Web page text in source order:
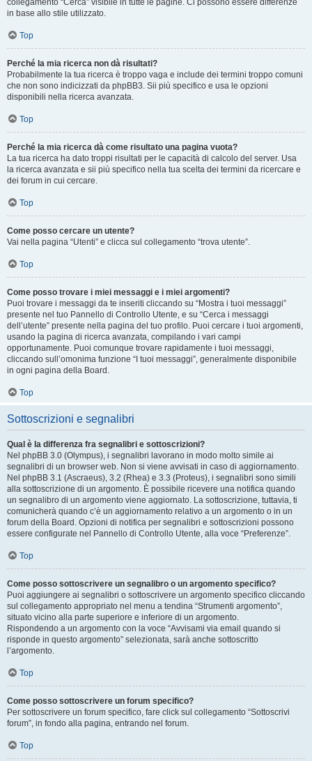
collegamento “Cerca” visibile in tutte le pagine. Ci possono essere differenze
in base allo stile utilizzato.
Top
Perché la mia ricerca non dà risultati?
Probabilmente la tua ricerca è troppo vaga e include dei termini troppo comuni
che non sono indicizzati da phpBB3. Sii più specifico e usa le opzioni
disponibili nella ricerca avanzata.
Top
Perché la mia ricerca dà come risultato una pagina vuota?
La tua ricerca ha dato troppi risultati per le capacità di calcolo del server. Usa
la ricerca avanzata e sii più specifico nella tua scelta dei termini da ricercare e
dei forum in cui cercare.
Top
Come posso cercare un utente?
Vai nella pagina “Utenti” e clicca sul collegamento “trova utente”.
Top
Come posso trovare i miei messaggi e i miei argomenti?
Puoi trovare i messaggi da te inseriti cliccando su “Mostra i tuoi messaggi”
presente nel tuo Pannello di Controllo Utente, e su “Cerca i messaggi
dell’utente” presente nella pagina del tuo profilo. Puoi cercare i tuoi argomenti,
usando la pagina di ricerca avanzata, compilando i vari campi
opportunamente. Puoi comunque trovare rapidamente i tuoi messaggi,
cliccando sull’omonima funzione “I tuoi messaggi”, generalmente disponibile
in ogni pagina della Board.
Top
Sottoscrizioni e segnalibri
Qual è la differenza fra segnalibri e sottoscrizioni?
Nel phpBB 3.0 (Olympus), i segnalibri lavorano in modo molto simile ai
segnalibri di un browser web. Non si viene avvisati in caso di aggiornamento.
Nel phpBB 3.1 (Ascraeus), 3.2 (Rhea) e 3.3 (Proteus), i segnalibri sono simili
alla sottoscrizione di un argomento. È possibile ricevere una notifica quando
un segnalibro di un argomento viene aggiornato. La sottoscrizione, tuttavia, ti
comunicherà quando c’è un aggiornamento relativo a un argomento o in un
forum della Board. Opzioni di notifica per segnalibri e sottoscrizioni possono
essere configurate nel Pannello di Controllo Utente, alla voce “Preferenze”.
Top
Come posso sottoscrivere un segnalibro o un argomento specifico?
Puoi aggiungere ai segnalibri o sottoscrivere un argomento specifico cliccando
sul collegamento appropriato nel menu a tendina “Strumenti argomento”,
situato vicino alla parte superiore e inferiore di un argomento.
Rispondendo a un argomento con la voce “Avvisami via email quando si
risponde in questo argomento” selezionata, sarà anche sottoscritto
l’argomento.
Top
Come posso sottoscrivere un forum specifico?
Per sottoscrivere un forum specifico, fare click sul collegamento “Sottoscrivi
forum”, in fondo alla pagina, entrando nel forum.
Top